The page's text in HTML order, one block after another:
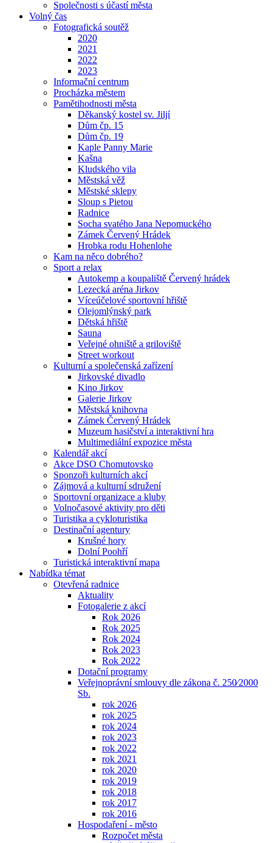
Společnosti s účastí města
Volný čas
Fotografická soutěž
2020
2021
2022
2023
Informační centrum
Procházka městem
Pamětihodnosti města
Děkanský kostel sv. Jiljí
Dům čp. 15
Dům čp. 19
Kaple Panny Marie
Kašna
Kludského vila
Městská věž
Městské sklepy
Sloup s Pietou
Radnice
Socha svatého Jana Nepomuckého
Zámek Červený Hrádek
Hrobka rodu Hohenlohe
Kam na něco dobrého?
Sport a relax
Autokemp a koupaliště Červený hrádek
Lezecká aréna Jirkov
Víceúčelové sportovní hřiště
Olejomlýnský park
Dětská hřiště
Sauna
Veřejné ohniště a griloviště
Street workout
Kulturní a společenská zařízení
Jirkovské divadlo
Kino Jirkov
Galerie Jirkov
Městská knihovna
Zámek Červený Hrádek
Muzeum hasičství a interaktivní hra
Multimediální expozice města
Kalendář akcí
Akce DSO Chomutovsko
Sponzoři kulturních akcí
Zájmová a kulturní sdružení
Sportovní organizace a kluby
Volnočasové aktivity pro děti
Turistika a cykloturistika
Destinační agentury
Krušné hory
Dolní Poohří
Turistická interaktivní mapa
Nabídka témat
Otevřená radnice
Aktuality
Fotogalerie z akcí
Rok 2026
Rok 2025
Rok 2024
Rok 2023
Rok 2022
Dotační programy
Veřejnoprávní smlouvy dle zákona č. 250⁄2000
Sb.
rok 2026
rok 2025
rok 2024
rok 2023
rok 2022
rok 2021
rok 2020
rok 2019
rok 2018
rok 2017
rok 2016
Hospodaření - město
Rozpočet města